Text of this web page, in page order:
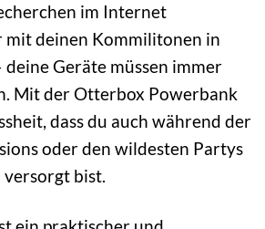
im Internet
deinen Kommilitonen in
Geräte müssen immer
Mit der Otterbox Powerbank
dass du auch während der
oder den wildesten Partys
bist.